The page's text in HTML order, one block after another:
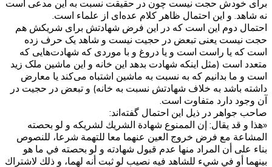
برای خودش حجت نیست چون در حقیقت نسبت به این مدعی است
نه شاهد. و این احتمال ظاهر کلام عده‌ای از علماء است.
احتمال دوم این است که در این فرض شهادتش برای شریکش هم
حجت نیست یعنی تبعض در حجیت نیست و شاهد یک حرف زده
است که یا راست است و یا دروغ و با موردی که شهادت‌هایی که
متعدد است (مثل اینکه شهادت بدهد این خانه و این ماشین ملک زید
است و ما بدانیم که به نسبت به ماشین اشتباه می‌کند یا معارض
داشته باشد به خلاف شهادتش نسبت به خانه) و تبعض در حجیت در
آن وجود دارد متفاوت است.
صاحب جواهر در ذیل این احتمال گفته‌اند:
«هذا و قد يقال: إن الممنوع شهادة الشريك لشريكه و لو بحصته
المشاعة مع فرض خروج العين عنهما معا للتهمة شرعا، للنصوص
بناء على أن المراد منها عدم قبول شهادته و لو بحصته في ما هو
بينهما أو في شي‌ء للشاهد فيه نصيب لو ثبت أنه لهما، و ذلك لاشتراك